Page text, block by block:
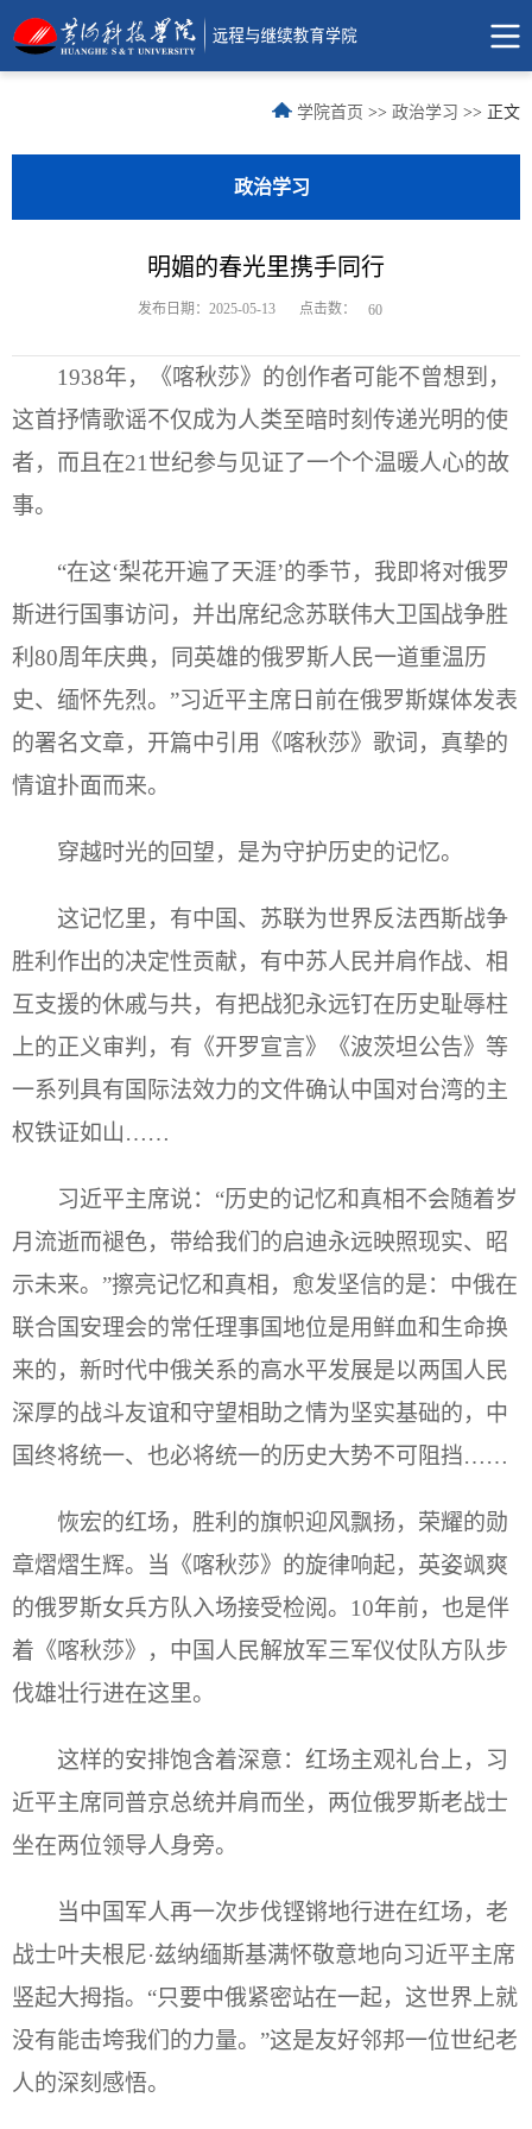
学院首页 >> 政治学习 >> 正文
政治学习
明媚的春光里携手同行
发布日期：2025-05-13 点击数： 60
1938年，《喀秋莎》的创作者可能不曾想到，
这首抒情歌谣不仅成为人类至暗时刻传递光明的使
者，而且在21世纪参与见证了一个个温暖人心的故
事。
“在这‘梨花开遍了天涯’的季节，我即将对俄罗
斯进行国事访问，并出席纪念苏联伟大卫国战争胜
利80周年庆典，同英雄的俄罗斯人民一道重温历
史、缅怀先烈。”习近平主席日前在俄罗斯媒体发表
的署名文章，开篇中引用《喀秋莎》歌词，真挚的
情谊扑面而来。
穿越时光的回望，是为守护历史的记忆。
这记忆里，有中国、苏联为世界反法西斯战争
胜利作出的决定性贡献，有中苏人民并肩作战、相
互支援的休戚与共，有把战犯永远钉在历史耻辱柱
上的正义审判，有《开罗宣言》《波茨坦公告》等
一系列具有国际法效力的文件确认中国对台湾的主
权铁证如山……
习近平主席说：“历史的记忆和真相不会随着岁
月流逝而褪色，带给我们的启迪永远映照现实、昭
示未来。”擦亮记忆和真相，愈发坚信的是：中俄在
联合国安理会的常任理事国地位是用鲜血和生命换
来的，新时代中俄关系的高水平发展是以两国人民
深厚的战斗友谊和守望相助之情为坚实基础的，中
国终将统一、也必将统一的历史大势不可阻挡……
恢宏的红场，胜利的旗帜迎风飘扬，荣耀的勋
章熠熠生辉。当《喀秋莎》的旋律响起，英姿飒爽
的俄罗斯女兵方队入场接受检阅。10年前，也是伴
着《喀秋莎》，中国人民解放军三军仪仗队方队步
伐雄壮行进在这里。
这样的安排饱含着深意：红场主观礼台上，习
近平主席同普京总统并肩而坐，两位俄罗斯老战士
坐在两位领导人身旁。
当中国军人再一次步伐铿锵地行进在红场，老
战士叶夫根尼·兹纳缅斯基满怀敬意地向习近平主席
竖起大拇指。“只要中俄紧密站在一起，这世界上就
没有能击垮我们的力量。”这是友好邻邦一位世纪老
人的深刻感悟。